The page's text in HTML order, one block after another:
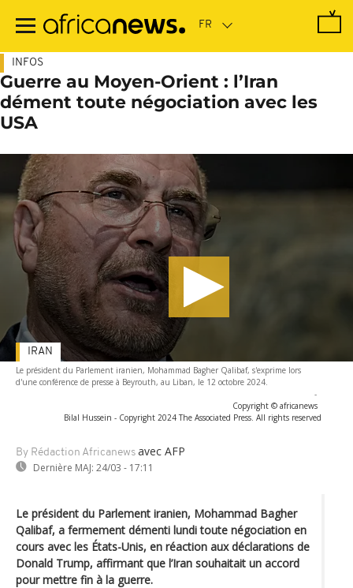
contenu
INFOS
Guerre au Moyen-Orient : l’Iran
dément toute négociation avec les
USA
Le président du Parlement iranien, Mohammad Bagher Qalibaf, s'exprime lors
d'une conférence de presse à Beyrouth, au Liban, le 12 octobre 2024.
-
Copyright © africanews
Bilal Hussein - Copyright 2024 The Associated Press. All rights reserved
By Rédaction Africanews avec AFP
Dernière MAJ: 24/03 - 17:11
IRAN
Le président du Parlement iranien, Mohammad Bagher
Qalibaf, a fermement démenti lundi toute négociation en
cours avec les États-Unis, en réaction aux déclarations de
Donald Trump, affirmant que l’Iran souhaitait un accord
pour mettre fin à la guerre.